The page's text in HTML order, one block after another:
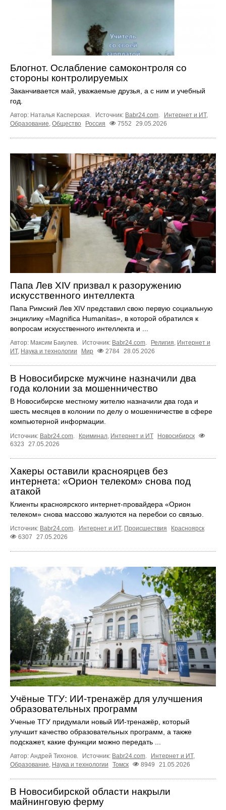
Блогнот. Ослабление самоконтроля со
стороны контролируемых
Заканчивается май, уважаемые друзья, а с ним и учебный
год.
Автор: Наталья Касперская. Источник: Babr24.com. Интернет и ИТ,
Образование, Общество Россия 7552 29.05.2026
Папа Лев XIV призвал к разоружению
искусственного интеллекта
Папа Римский Лев XIV представил свою первую социальную
энциклику «Magnifica Humanitas», в которой обратился к
вопросам искусственного интеллекта и ...
Автор: Максим Бакулев. Источник: Babr24.com Религия Интернет и
ИТ, Наука и технологии Мир 2784 28.05.2026
В Новосибирске мужчине назначили два
года колонии за мошенничество
В Новосибирске местному жителю назначили два года и
шесть месяцев в колонии по делу о мошенничестве в сфере
компьютерной информации.
Источник: Babr24.com. Криминал, Интернет и ИТ
Новосибирск
6323
27.05.2026
Хакеры оставили красноярцев без
интернета: «Орион телеком» снова под
атакой
Клиенты красноярского интернет-провайдера «Орион
телеком» снова массово жалуются на перебои со связью.
Источник: Babr24.com. Интернет и ИТ, Происшествия
Красноярск
6307
27.05.2026
Учёные ТГУ: ИИ-тренажёр для улучшения
образовательных программ
Ученые ТГУ придумали новый ИИ-тренажёр, который
улучшит качество образовательных программ, а также
подскажет, какие функции можно передать ...
Автор: Андрей Тихонов. Источник: Babr24.com Интернет и ИТ,
Образование Наука и технологии Томск 8949 21.05.2026
В Новосибирской области накрыли
майнинговую ферму